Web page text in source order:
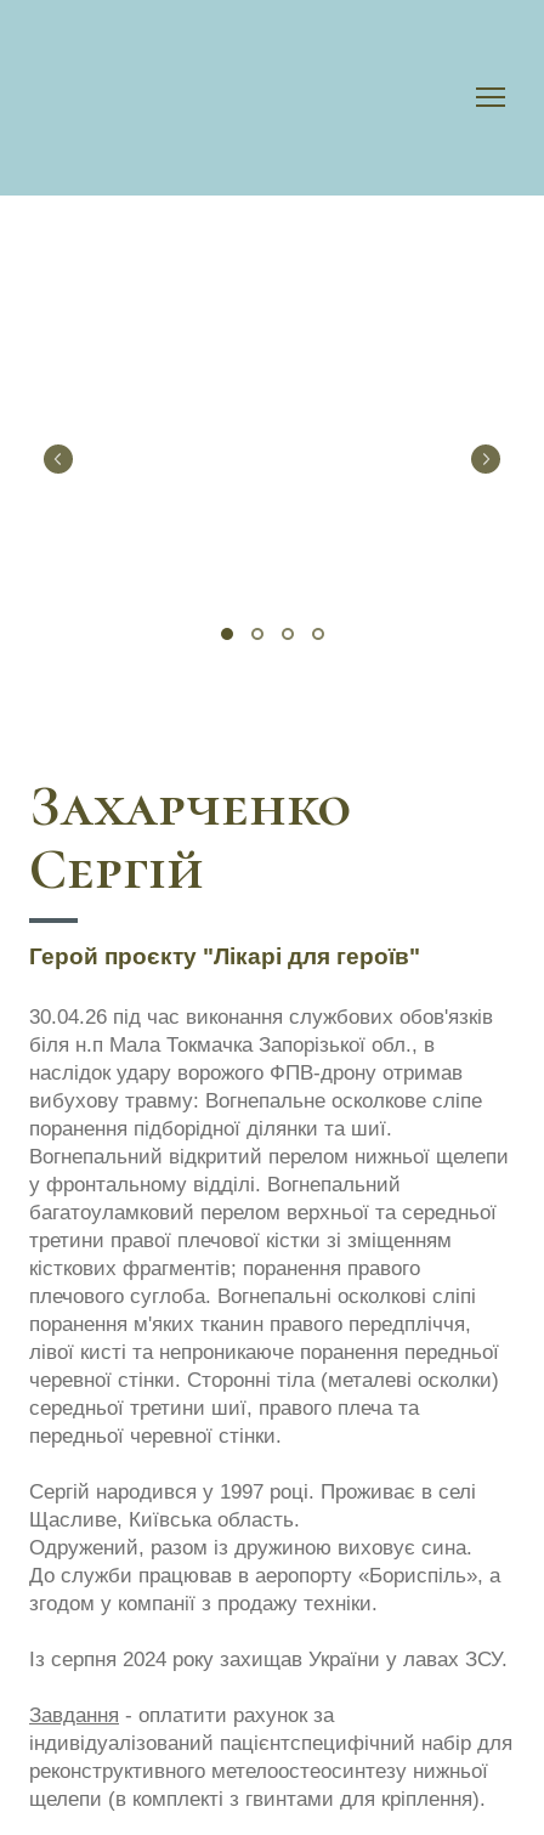
Захарченко
Сергій
Герой проєкту "Лікарі для героїв"
30.04.26 під час виконання службових обов'язків
біля н.п Мала Токмачка Запорізької обл., в
наслідок удару ворожого ФПВ-дрону отримав
вибухову травму: Вогнепальне осколкове сліпе
поранення підборідної ділянки та шиї.
Вогнепальний відкритий перелом нижньої щелепи
у фронтальному відділі. Вогнепальний
багатоуламковий перелом верхньої та середньої
третини правої плечової кістки зі зміщенням
кісткових фрагментів; поранення правого
плечового суглоба. Вогнепальні осколкові сліпі
поранення м'яких тканин правого передпліччя,
лівої кисті та непроникаюче поранення передньої
черевної стінки. Сторонні тіла (металеві осколки)
середньої третини шиї, правого плеча та
передньої черевної стінки.
Сергій народився у 1997 році. Проживає в селі
Щасливе, Київська область.
Одружений, разом із дружиною виховує сина.
До служби працював в аеропорту «Бориспіль», а
згодом у компанії з продажу техніки.
Із серпня 2024 року захищав України у лавах ЗСУ.
Завдання - оплатити рахунок за
індивідуалізований пацієнтспецифічний набір для
реконструктивного метелоостеосинтезу нижньої
щелепи (в комплекті з гвинтами для кріплення).